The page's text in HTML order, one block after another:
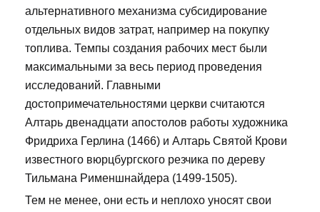
альтернативного механизма субсидирование
отдельных видов затрат, например на покупку
топлива. Темпы создания рабочих мест были
максимальными за весь период проведения
исследований. Главными
достопримечательностями церкви считаются
Алтарь двенадцати апостолов работы художника
Фридриха Герлина (1466) и Алтарь Святой Крови
известного вюрцбургского резчика по дереву
Тильмана Рименшнайдера (1499-1505).
Тем не менее, они есть и неплохо уносят свои